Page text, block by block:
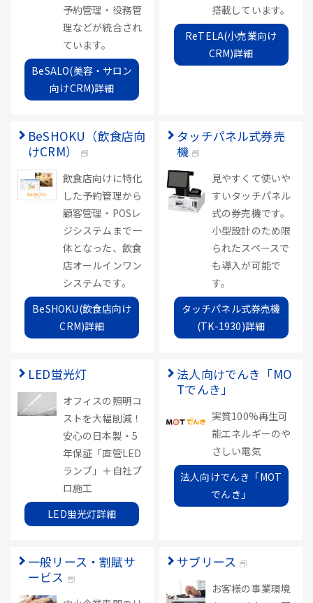
予約管理・役務管
理などが統合され
ています。
BeSALO(美容・サロン
向けCRM)詳細
搭載しています。
ReTELA(小売業向け
CRM)詳細
BeSHOKU（飲食店向
けCRM）
飲食店向けに特化
した予約管理から
顧客管理・POSレ
ジシステムまで一
体となった、飲食
店オールインワン
システムです。
BeSHOKU(飲食店向け
CRM)詳細
タッチパネル式券売
機
見やすくて使いや
すいタッチパネル
式の券売機です。
小型設計のため限
られたスペースで
も導入が可能で
す。
タッチパネル式券売機
(TK-1930)詳細
LED蛍光灯
オフィスの照明コ
ストを大幅削減！
安心の日本製・5
年保証「直管LED
ランプ」＋自社プ
ロ施工
LED蛍光灯詳細
法人向けでんき「MO
Tでんき」
実質100%再生可
能エネルギーのや
さしい電気
法人向けでんき「MOT
でんき」
一般リース・割賦サ
ービス
サブリース
お客様の事業環境